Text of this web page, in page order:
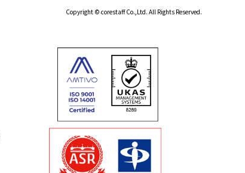
Copyright © corestaff Co.,Ltd. All Rights Reserved.